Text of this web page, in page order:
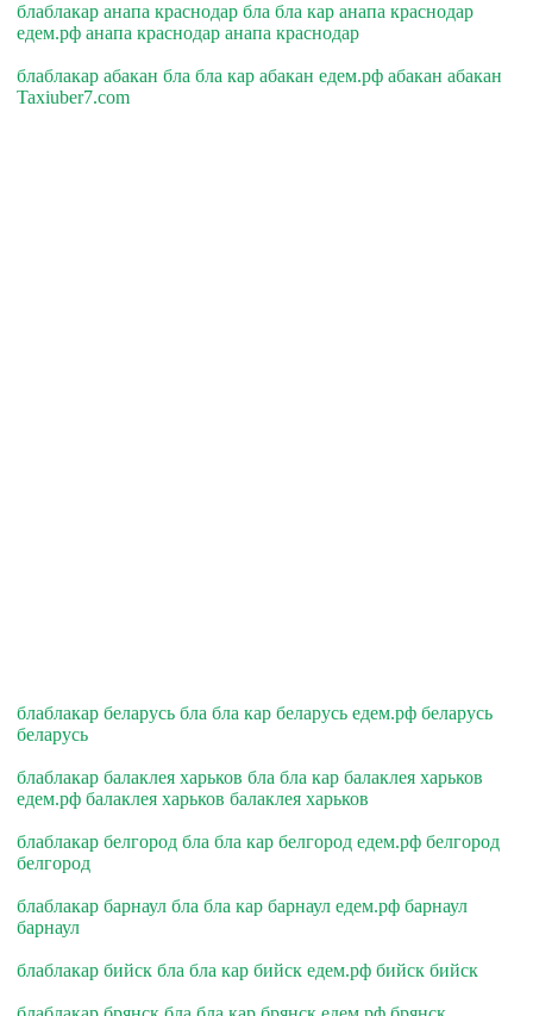
блаблакар анапа краснодар бла бла кар анапа краснодар
едем.рф анапа краснодар анапа краснодар
блаблакар абакан бла бла кар абакан едем.рф абакан абакан
Taxiuber7.com
блаблакар беларусь бла бла кар беларусь едем.рф беларусь
беларусь
блаблакар балаклея харьков бла бла кар балаклея харьков
едем.рф балаклея харьков балаклея харьков
блаблакар белгород бла бла кар белгород едем.рф белгород
белгород
блаблакар барнаул бла бла кар барнаул едем.рф барнаул
барнаул
блаблакар бийск бла бла кар бийск едем.рф бийск бийск